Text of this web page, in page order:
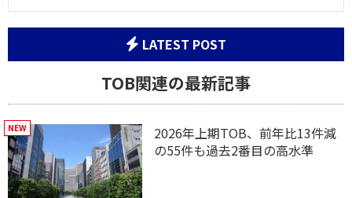
LATEST POST
TOB関連の最新記事
2026年上期TOB、前年比13件減
の55件も過去2番目の高水準